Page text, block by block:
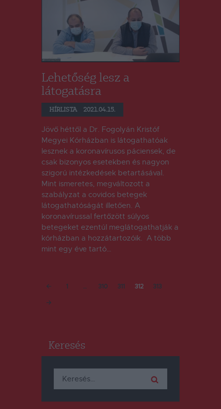
Lehetőség lesz a
látogatásra
HÍRLISTA 2021.04.15.
Jövő héttől a Dr. Fogolyán Kristóf
Megyei Kórházban is látogathatóak
lesznek a koronavírusos páciensek, de
csak bizonyos esetekben és nagyon
szigorú intézkedések betartásával.
Mint ismeretes, megváltozott a
szabályzat a covidos betegek
látogathatóságát illetően. A
koronavírussal fertőzött súlyos
betegeket ezentúl meglátogathatják a
kórházban a hozzátartozóik. A több
mint egy éve tartó…
Bejegyzések
lapozása
<
PAGE
1 … PAGE
310 PAGE
311 PAGE
312 PAGE
313
Keresés
Keresés: